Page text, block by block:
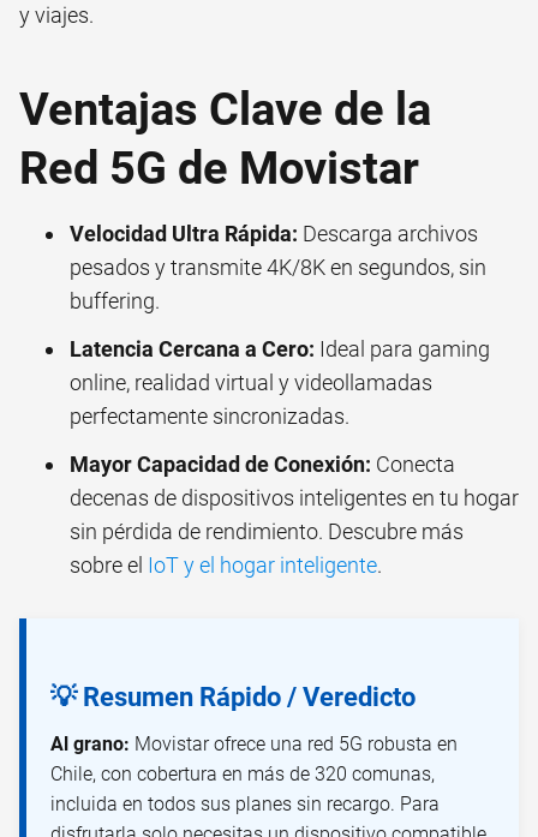
y viajes.
Ventajas Clave de la
Red 5G de Movistar
Velocidad Ultra Rápida: Descarga archivos
pesados y transmite 4K/8K en segundos, sin
buffering.
Latencia Cercana a Cero: Ideal para gaming
online, realidad virtual y videollamadas
perfectamente sincronizadas.
Mayor Capacidad de Conexión: Conecta
decenas de dispositivos inteligentes en tu hogar
sin pérdida de rendimiento. Descubre más
sobre el IoT y el hogar inteligente.
💡 Resumen Rápido / Veredicto
Al grano: Movistar ofrece una red 5G robusta en
Chile, con cobertura en más de 320 comunas,
incluida en todos sus planes sin recargo. Para